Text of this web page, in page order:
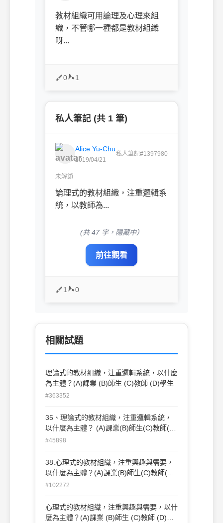
教材組織可用論理及心理來組
織，不管哪一種都是教材組織
呀...
0 1
私人筆記 (共 1 筆)
Alice Yu-Chu
2019/04/21
私人筆記#1397980
未解鎖
論理式的教材組織，注重邏輯系
統，以教師為...
(共 47 字，隱藏中）
前往觀看
1 0
相關試題
理論式的教材組織，注重邏輯系統，以什麼
為主體？(A)課業 (B)師生 (C)教師 (D)學生
#363352
35、理論式的教材組織，注重邏輯系統，
以什麼為主體？ (A)課業(B)師生(C)教師(D)
學生
#45898
38.心理式的教材組織，注重興趣與需要，
以什麼為主體？(A)課業(B)師生(C)教師(D)
學生。
#102272
心理式的教材組織，注重興趣與需要，以什
麼為主體？(A)課業 (B)師生 (C)教師 (D)學